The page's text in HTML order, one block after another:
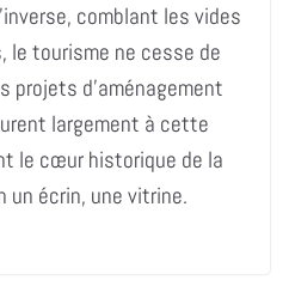
comblant les vides
le tourisme ne cesse de
projets d’aménagement
largement à cette
le cœur historique de la
un écrin, une vitrine.